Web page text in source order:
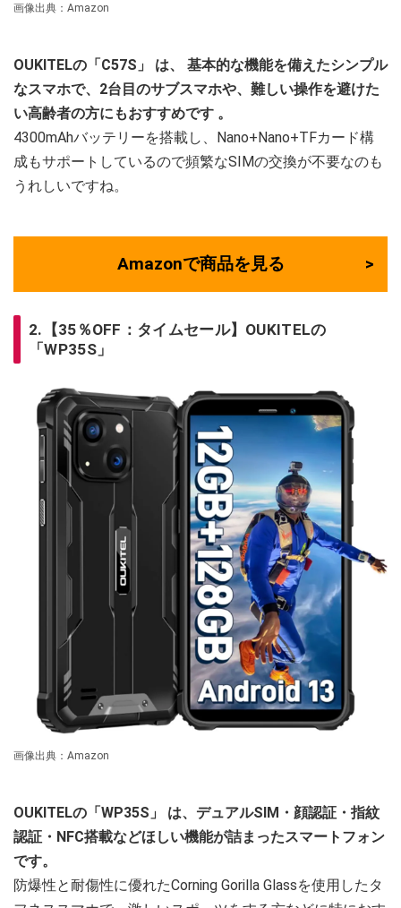
画像出典：Amazon
OUKITELの「C57S」 は、
基本的な機能を備えたシンプル
なスマホで、2台目のサブスマホや、難しい操作を避けた
い高齢者の方にもおすすめです 。
4300mAhバッテリーを搭載し、Nano+Nano+TFカード構
成もサポートしているので頻繁なSIMの交換が不要なのも
うれしいですね。
Amazonで商品を見る
2.【35％OFF：タイムセール】OUKITELの
「WP35S」
画像出典：Amazon
OUKITELの「WP35S」
は、デュアルSIM・顔認証・指紋
認証・NFC搭載などほしい機能が詰まったスマートフォン
です。
防爆性と耐傷性に優れたCorning Gorilla Glassを使用したタ